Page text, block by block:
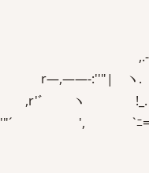
|,!､'!.
/" | ._|
,.-'/ '､ ヽ
r―,――‐:''"| ヽ.
,r'ﾞ ヽ !_. ＼
'"´ ', `ﾆ=-＼./､,,